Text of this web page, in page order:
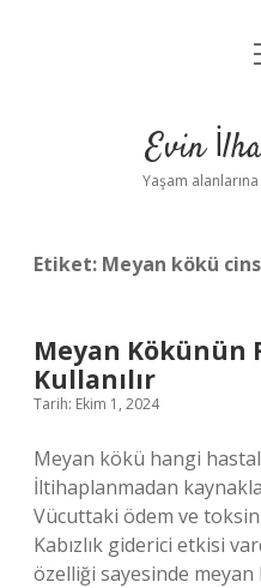
Evin
Yaşam
Etiket: Meyan kökü
Meyan Kökünün
Kullanılır
Tarih: Ekim 1, 2024
Meyan kökü hangi
İltihaplanmadan
Vücuttaki ödem ve
Kabızlık giderici etkisi
özelliği sayesinde